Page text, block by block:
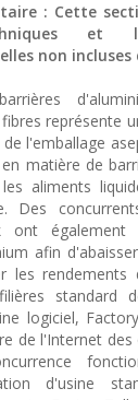
: Cette
et
non incluses
représente
l'emballage
matière de
aliments
Des
ont également
afin
les rendements
standard
logiciel,
de l'Internet
d'usine